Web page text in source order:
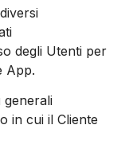
degli Utenti per
App.
generali
in cui il Cliente